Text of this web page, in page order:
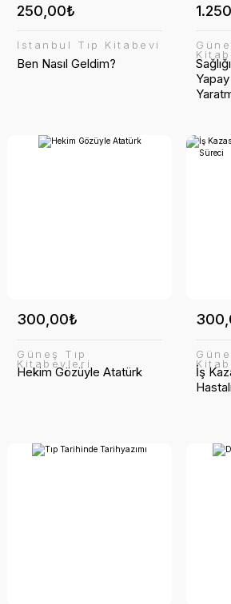
250,00₺
İstanbul Tıp Kitabevi
Ben Nasıl Geldim?
300,00₺
Güneş Tıp
Kitabevleri
Hekim Gözüyle Atatürk
İş